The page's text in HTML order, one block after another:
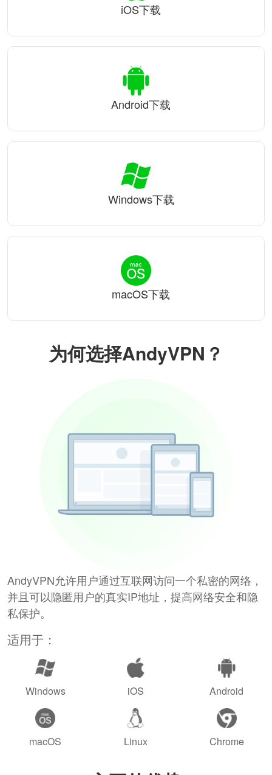
为何选择AndyVPN？
AndyVPN允许用户通过互联网访问一个私密的网络，
并且可以隐匿用户的真实IP地址，提高网络安全和隐
私保护。
适用于：
Windows iOS Android
macOS Linux Chrome
iOS下载
Android下载
Windows下载
macOS下载